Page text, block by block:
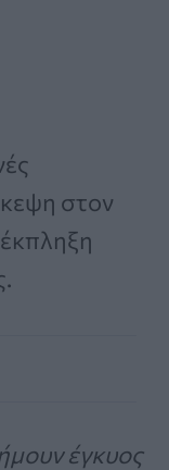
στον
έγκυος